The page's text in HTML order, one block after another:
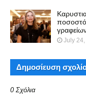
ποσοστό
July
Δημοσίευση
0 Σχόλια